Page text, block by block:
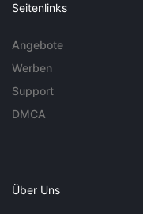
Seitenlinks
Angebote
Werben
Support
DMCA
Über Uns